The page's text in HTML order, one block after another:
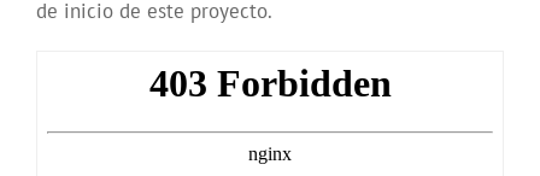
de inicio de este proyecto.